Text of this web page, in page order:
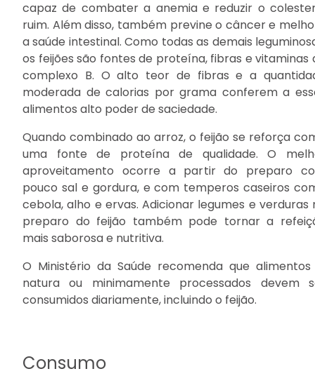
capaz de combater a anemia e reduzir o
ruim. Além disso, também previne o câncer e
a saúde intestinal. Como todas as demais
os feijões são fontes de proteína, fibras e vitaminas
complexo B. O alto teor de fibras e a
moderada de calorias por grama conferem a
alimentos alto poder de saciedade.
Quando combinado ao arroz, o feijão se reforça
uma fonte de proteína de qualidade. O
aproveitamento ocorre a partir do preparo
pouco sal e gordura, e com temperos caseiros
cebola, alho e ervas. Adicionar legumes e verduras
preparo do feijão também pode tornar a
mais saborosa e nutritiva.
O Ministério da Saúde recomenda que
natura ou minimamente processados devem
consumidos diariamente, incluindo o feijão.
Consumo